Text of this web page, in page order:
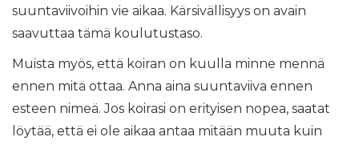
suuntaviivoihin vie aikaa. Kärsivällisyys on avain
saavuttaa tämä koulutustaso.
Muista myös, että koiran on kuulla minne mennä
ennen mitä ottaa. Anna aina suuntaviiva ennen
esteen nimeä. Jos koirasi on erityisen nopea, saatat
löytää, että ei ole aikaa antaa mitään muuta kuin